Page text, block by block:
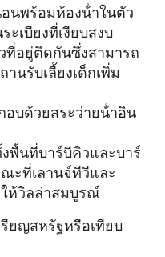
นพร้อมห้องน้ําในตัว
เบียงที่เงียบสงบ
อยู่ติดกันซึ่งสามารถ
นรับเลี้ยงเด็กเพิ่ม
อบด้วยสระว่ายน้ําอิน
พื้นที่บาร์บีคิวและบาร์
ะที่เลานจ์ทีวีและ
ห้วิลล่าสมบูรณ์
ยญสหรัฐหรือเทียบ